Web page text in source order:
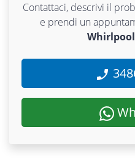
Contattaci, descrivi il
e prendi un